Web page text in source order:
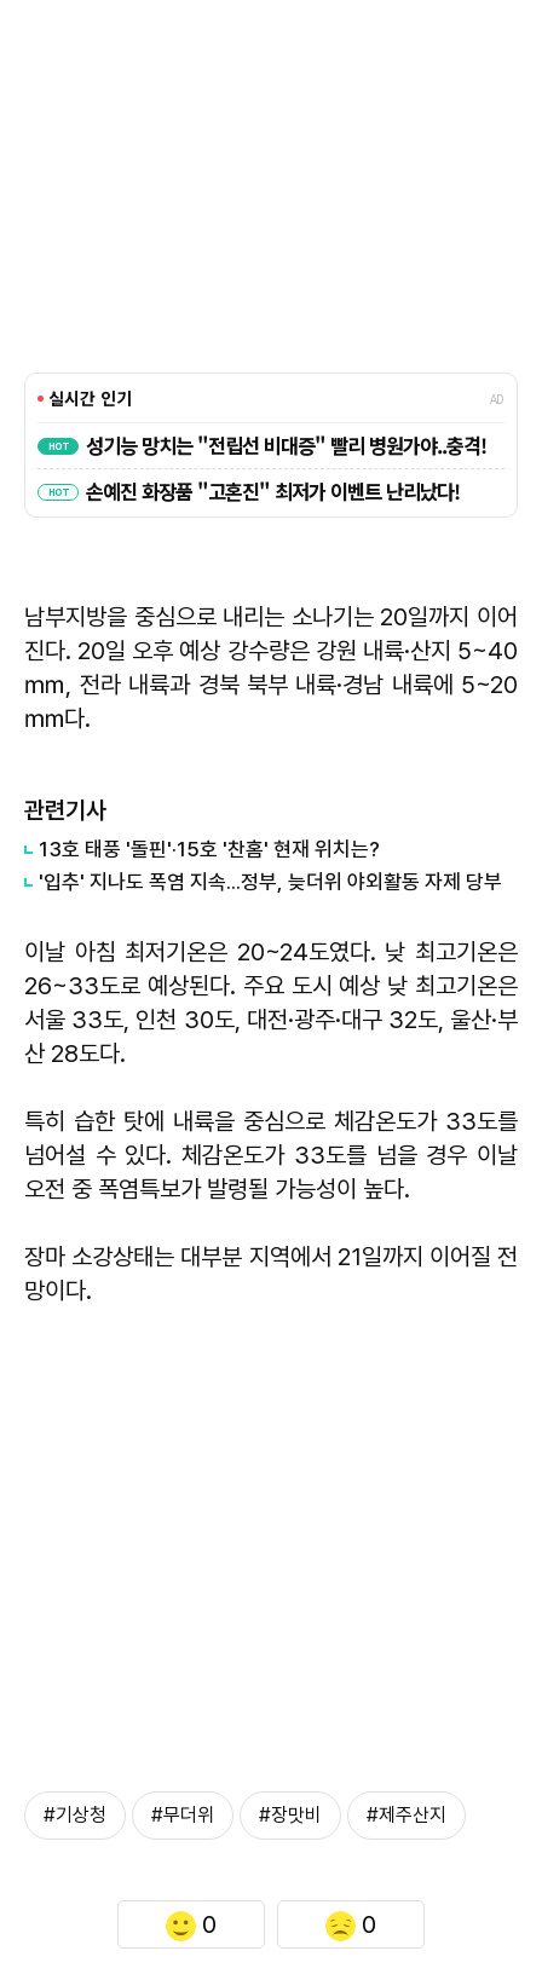
남부지방을 중심으로 내리는 소나기는 20일까지 이어
진다. 20일 오후 예상 강수량은 강원 내륙·산지 5~40
㎜, 전라 내륙과 경북 북부 내륙·경남 내륙에 5~20
㎜다.
관련기사
13호 태풍 '돌핀'·15호 '찬홈' 현재 위치는?
'입추' 지나도 폭염 지속...정부, 늦더위 야외활동 자제 당부
이날 아침 최저기온은 20~24도였다. 낮 최고기온은
26~33도로 예상된다. 주요 도시 예상 낮 최고기온은
서울 33도, 인천 30도, 대전·광주·대구 32도, 울산·부
산 28도다.
특히 습한 탓에 내륙을 중심으로 체감온도가 33도를
넘어설 수 있다. 체감온도가 33도를 넘을 경우 이날
오전 중 폭염특보가 발령될 가능성이 높다.
장마 소강상태는 대부분 지역에서 21일까지 이어질 전
망이다.
#기상청 #무더위 #장맛비 #제주산지
0 0